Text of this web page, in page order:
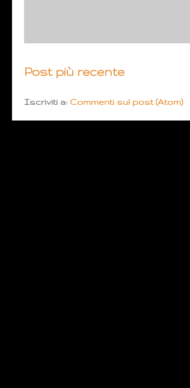
Post più recente
Iscriviti a: Commenti sul post (Atom)